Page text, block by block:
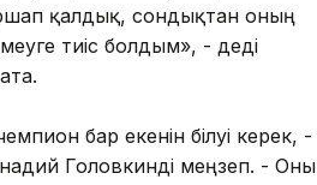
қалдық, сондықтан оның
тиіс болдым», - деді
бар екенін білуі керек, -
Головкинді меңзеп. - Оны